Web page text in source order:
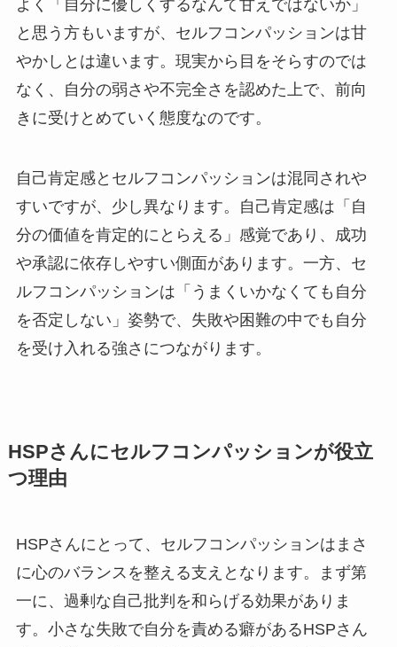
よく「自分に優しくするなんて甘えではないか」
と思う方もいますが、セルフコンパッションは甘
やかしとは違います。現実から目をそらすのでは
なく、自分の弱さや不完全さを認めた上で、前向
きに受けとめていく態度なのです。
自己肯定感とセルフコンパッションは混同されや
すいですが、少し異なります。自己肯定感は「自
分の価値を肯定的にとらえる」感覚であり、成功
や承認に依存しやすい側面があります。一方、セ
ルフコンパッションは「うまくいかなくても自分
を否定しない」姿勢で、失敗や困難の中でも自分
を受け入れる強さにつながります。
HSPさんにセルフコンパッションが役立
つ理由
HSPさんにとって、セルフコンパッションはまさ
に心のバランスを整える支えとなります。まず第
一に、過剰な自己批判を和らげる効果がありま
す。小さな失敗で自分を責める癖があるHSPさん